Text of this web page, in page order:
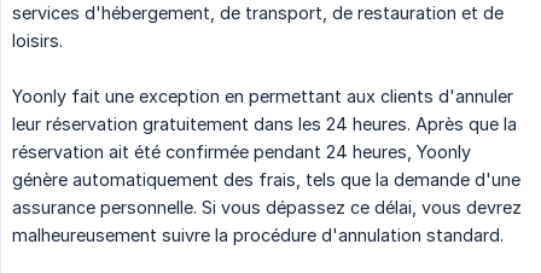
services d'hébergement, de transport, de restauration et de
loisirs.
Yoonly fait une exception en permettant aux clients d'annuler
leur réservation gratuitement dans les 24 heures. Après que la
réservation ait été confirmée pendant 24 heures, Yoonly
génère automatiquement des frais, tels que la demande d'une
assurance personnelle. Si vous dépassez ce délai, vous devrez
malheureusement suivre la procédure d'annulation standard.